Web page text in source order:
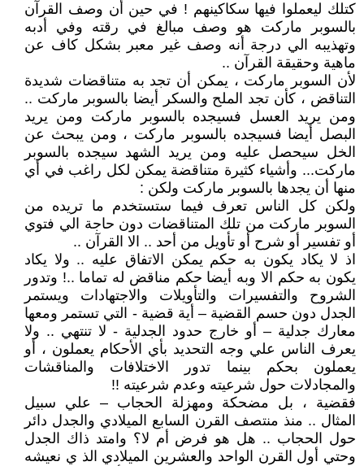
كتلك ليعملوا فيها سكاكينهم ! في حين أن وصف القرآن
بالسوبر ماركت هو وصف مبالغ في رقته وفي أدبه
وتهذيبه الي درجة أنه وصف غير معبر بشكل كاف عن
ماهية وحقيقة القرآن ..
لأن السوبر ماركت ، يمكن أن تجد به متناقضات شديدة
التناقض ، كأن تجد الملح والسكر أيضا بالسوبر ماركت ..
ومن يريد العسل فسيجده بالسوبر ماركت ومن يريد
البصل أيضا فسيجده بالسوبر ماركت ، ومن يبحث عن
الخل سيحصل عليه ومن يريد الشهد سيجده بالسوبر
ماركت... وأشياء كثيرة متناقضة يمكن لكل راغب في أي
منها أن يجدها بالسوبر ماركت ولكن :
ولكن كل الناس تعرف فيما ستستخدم ما تريده من
السوبر ماركت من تلك المتناقضات دون حاجة الي فتوي
أو تفسير أو شرح أو تأويل من أحد .. الا القرآن ..
اذ لا يكاد يكون به حكم يمكن الاتفاق عليه .. ولا يكاد
يكون به حكم الا وبه أيضا حكم مناقض له تماما ..! وتدور
الشروح والتفسيرات والتأويلات والاجتهادات ويستمر
الجدل دون حسم القضية – أية قضية - التي تستمر ومعها
معارك جدلية – أو خارج حدود الجدلية - لا تنتهي .. ولا
يعرف الناس علي وجه التحديد بأي الأحكام يعملون ، أو
يعملون بحكم بينما تدور الاختلافات والمناقشات
والمجادلات حول شرعيته وعدم شرعيته !!
فقضية ، بل مضحكة ومهزلة الحجاب – علي سبيل
المثال .. منذ منتصف القرن السابع الميلادي والجدل دائر
حول الحجاب .. هل هو فرض أم لا؟ وامتد ذاك الجدل
وحتي أول القرن الواحد والعشرين الميلادي الذ ي نعيشه